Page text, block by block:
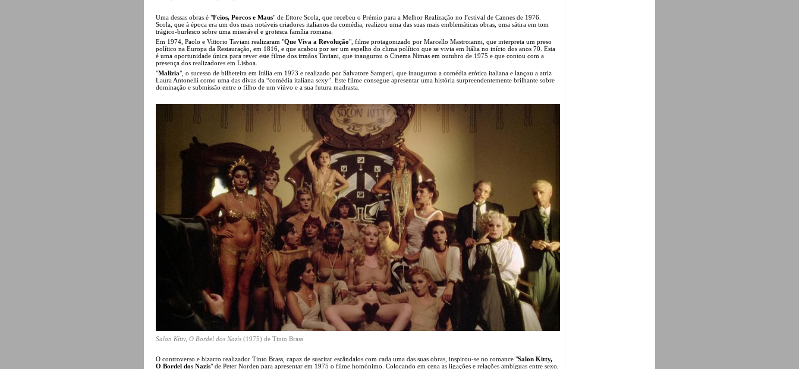
Uma dessas obras é "Feios, Porcos e Maus" de Ettore Scola, que recebeu o Prémio para a Melhor Realização no Festival de Cannes de 1976.
Scola, que à época era um dos mais notáveis criadores italianos da comédia, realizou uma das suas mais emblemáticas obras, uma sátira em tom
trágico-burlesco sobre uma miserável e grotesca família romana.
Em 1974, Paolo e Vittorio Taviani realizaram "Que Viva a Revolução", filme protagonizado por Marcello Mastroianni, que interpreta um preso
político na Europa da Restauração, em 1816, e que acabou por ser um espelho do clima político que se vivia em Itália no início dos anos 70. Esta
é uma oportunidade única para rever este filme dos irmãos Taviani, que inaugurou o Cinema Nimas em outubro de 1975 e que contou com a
presença dos realizadores em Lisboa.
"Malizia", o sucesso de bilheteira em Itália em 1973 e realizado por Salvatore Samperi, que inaugurou a comédia erótica italiana e lançou a atriz
Laura Antonelli como uma das divas da “comédia italiana sexy”. Este filme consegue apresentar uma história surpreendentemente brilhante sobre
dominação e submissão entre o filho de um viúvo e a sua futura madrasta.
Salon Kitty, O Bordel dos Nazis (1975) de Tinto Brass
O controverso e bizarro realizador Tinto Brass, capaz de suscitar escândalos com cada uma das suas obras, inspirou-se no romance "Salon Kitty,
O Bordel dos Nazis" de Peter Norden para apresentar em 1975 o filme homónimo. Colocando em cena as ligações e relações ambíguas entre sexo,